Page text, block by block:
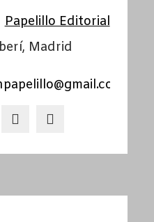
Papelillo Editorial
Madrid